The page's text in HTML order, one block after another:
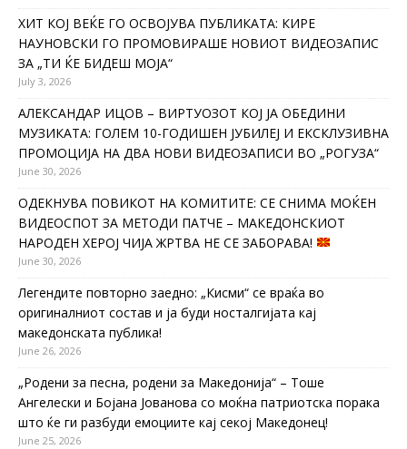
ХИТ КОЈ ВЕЌЕ ГО ОСВОЈУВА ПУБЛИКАТА: КИРЕ
НАУНОВСКИ ГО ПРОМОВИРАШЕ НОВИОТ ВИДЕОЗАПИС
ЗА „ТИ ЌЕ БИДЕШ МОЈА“
July 3, 2026
АЛЕКСАНДАР ИЦОВ – ВИРТУОЗОТ КОЈ ЈА ОБЕДИНИ
МУЗИКАТА: ГОЛЕМ 10-ГОДИШЕН ЈУБИЛЕЈ И ЕКСКЛУЗИВНА
ПРОМОЦИЈА НА ДВА НОВИ ВИДЕОЗАПИСИ ВО „РОГУЗА“
June 30, 2026
ОДЕКНУВА ПОВИКОТ НА КОМИТИТЕ: СЕ СНИМА МОЌЕН
ВИДЕОСПОТ ЗА МЕТОДИ ПАТЧЕ – МАКЕДОНСКИОТ
НАРОДЕН ХЕРОЈ ЧИЈА ЖРТВА НЕ СЕ ЗАБОРАВА!
June 30, 2026
Легендите повторно заедно: „Кисми“ се враќа во
оригиналниот состав и ја буди носталгијата кај
македонската публика!
June 26, 2026
„Родени за песна, родени за Македонија“ – Тоше
Ангелески и Бојана Јованова со моќна патриотска порака
што ќе ги разбуди емоциите кај секој Македонец!
June 25, 2026